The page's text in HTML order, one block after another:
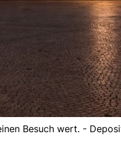
Besuch wert. -